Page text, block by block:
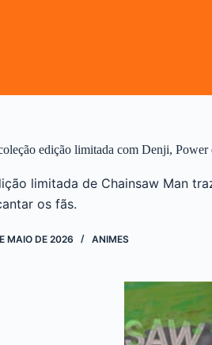
edição limitada com Denji, Power
limitada de Chainsaw Man
os fãs.
MAIO DE 2026 ANIMES